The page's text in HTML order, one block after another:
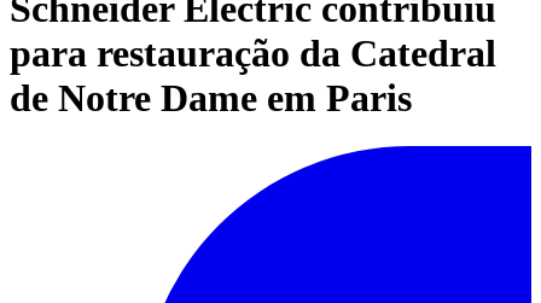
para restauração da Catedral
de Notre Dame em Paris